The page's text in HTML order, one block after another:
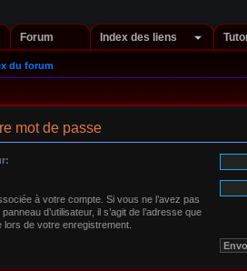
Forum Index des liens
du forum
mot de passe
à votre compte. Si vous ne l’avez pas
d’utilisateur, il s’agit de l’adresse que
de votre enregistrement.